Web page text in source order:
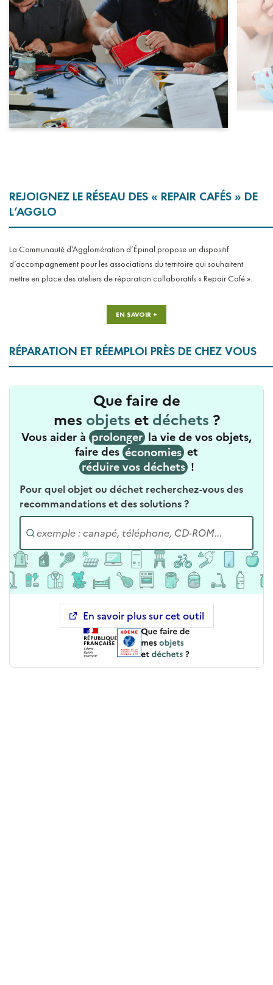
REJOIGNEZ LE RÉSEAU DES « REPAIR CAFÉS » DE
L’AGGLO
La Communauté d’Agglomération d’Épinal propose un dispositif
d’accompagnement pour les associations du territoire qui souhaitent
mettre en place des ateliers de réparation collaboratifs « Repair Café ».
EN SAVOIR +
RÉPARATION ET RÉEMPLOI PRÈS DE CHEZ VOUS